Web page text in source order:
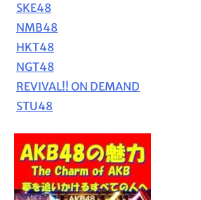
SKE48
NMB48
HKT48
NGT48
REVIVAL!! ON DEMAND
STU48